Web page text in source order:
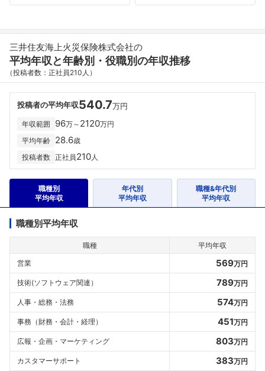
三井住友海上火災保険株式会社の
平均年収と年齢別・役職別の年収推移
（投稿者数：正社員210人）
投稿者の平均年収540.7万円
年収範囲 96万～ 2120万円
平均年齢 28.6歳
投稿者数 正社員210人
職種別
平均年収
年代別
平均年収
職種&年代別
平均年収
職種別平均年収
職種
平均年収
営業
569万円
技術(ソフトウェア関連） 789万円
人事・総務・法務 574万円
事務（財務・会計・経理） 451万円
広報・企画・マーケティング 803万円
カスタマーサポート 383万円